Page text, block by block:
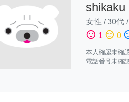
shikaku
女性 /30代 /
sentiment_satisfied 1 sentiment_neutral 0
本人確認未確
電話番号未確